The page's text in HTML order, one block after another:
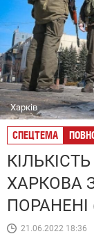
Харків
СПЕЦТЕМА
ХАРКОВА
21.06.2022 18:36